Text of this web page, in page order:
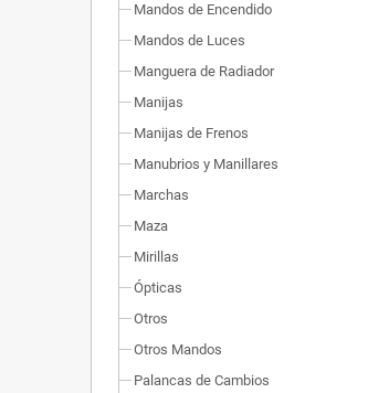
Mandos de Encendido
Mandos de Luces
Manguera de Radiador
Manijas
Manijas de Frenos
Manubrios y Manillares
Marchas
Maza
Mirillas
Ópticas
Otros
Otros Mandos
Palancas de Cambios